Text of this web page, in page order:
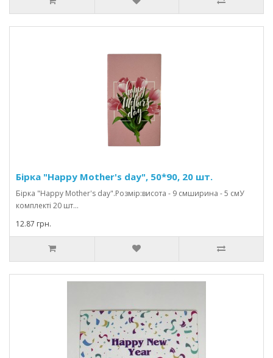
Бірка "Happy Mother's day", 50*90, 20 шт.
Бірка "Happy Mother's day".Розмір:висота - 9 смширина - 5 смУ
комплекті 20 шт...
12.87 грн.